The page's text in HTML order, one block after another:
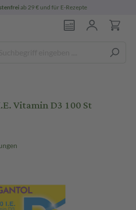
29 € und für E-Rezepte
Vitamin D3 100 St